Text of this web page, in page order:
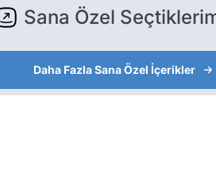
Sana Özel
Daha Fazla Sana Özel İçerikler